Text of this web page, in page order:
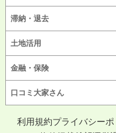
滞納・退去
土地活用
金融・保険
口コミ大家さん
利用規約プライバシー